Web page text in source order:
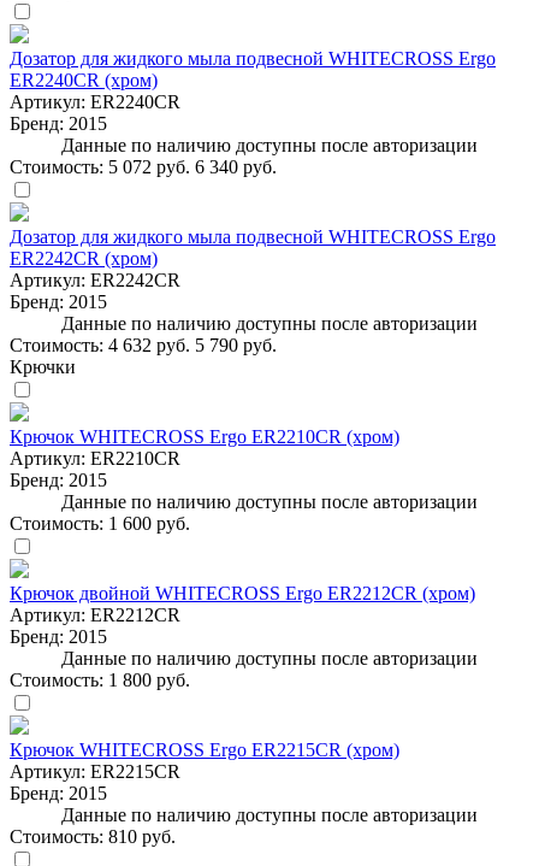
Дозатор для жидкого мыла подвесной WHITECROSS Ergo
ER2240CR (хром)
Артикул: ER2240CR
Бренд: 2015
Данные по наличию доступны после авторизации
Стоимость: 5 072 руб. 6 340 руб.
Дозатор для жидкого мыла подвесной WHITECROSS Ergo
ER2242CR (хром)
Артикул: ER2242CR
Бренд: 2015
Данные по наличию доступны после авторизации
Стоимость: 4 632 руб. 5 790 руб.
Крючки
Крючок WHITECROSS Ergo ER2210CR (хром)
Артикул: ER2210CR
Бренд: 2015
Данные по наличию доступны после авторизации
Стоимость: 1 600 руб.
Крючок двойной WHITECROSS Ergo ER2212CR (хром)
Артикул: ER2212CR
Бренд: 2015
Данные по наличию доступны после авторизации
Стоимость: 1 800 руб.
Крючок WHITECROSS Ergo ER2215CR (хром)
Артикул: ER2215CR
Бренд: 2015
Данные по наличию доступны после авторизации
Стоимость: 810 руб.